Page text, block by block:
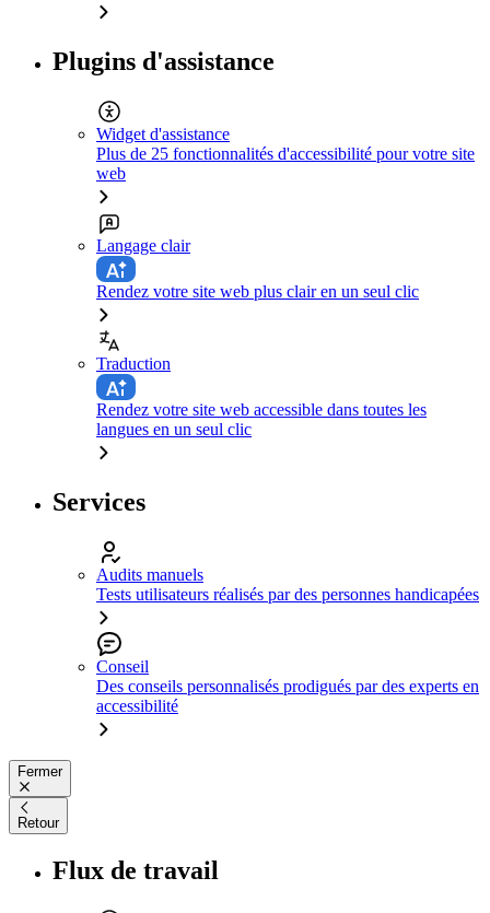
Plugins d'assistance
Widget d'assistance
Plus de 25 fonctionnalités d'accessibilité pour votre site
web
Langage clair
Rendez votre site web plus clair en un seul clic
Traduction
Rendez votre site web accessible dans toutes les
langues en un seul clic
Services
Audits manuels
Tests utilisateurs réalisés par des personnes handicapées
Conseil
Des conseils personnalisés prodigués par des experts en
accessibilité
Fermer
Retour
Flux de travail